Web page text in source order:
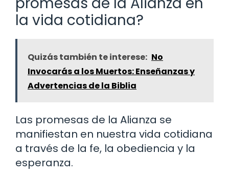
la vida cotidiana?
Quizás también te interese: No
Invocarás a los Muertos: Enseñanzas y
Advertencias de la Biblia
Las promesas de la Alianza se
manifiestan en nuestra vida cotidiana
a través de la fe, la obediencia y la
esperanza.